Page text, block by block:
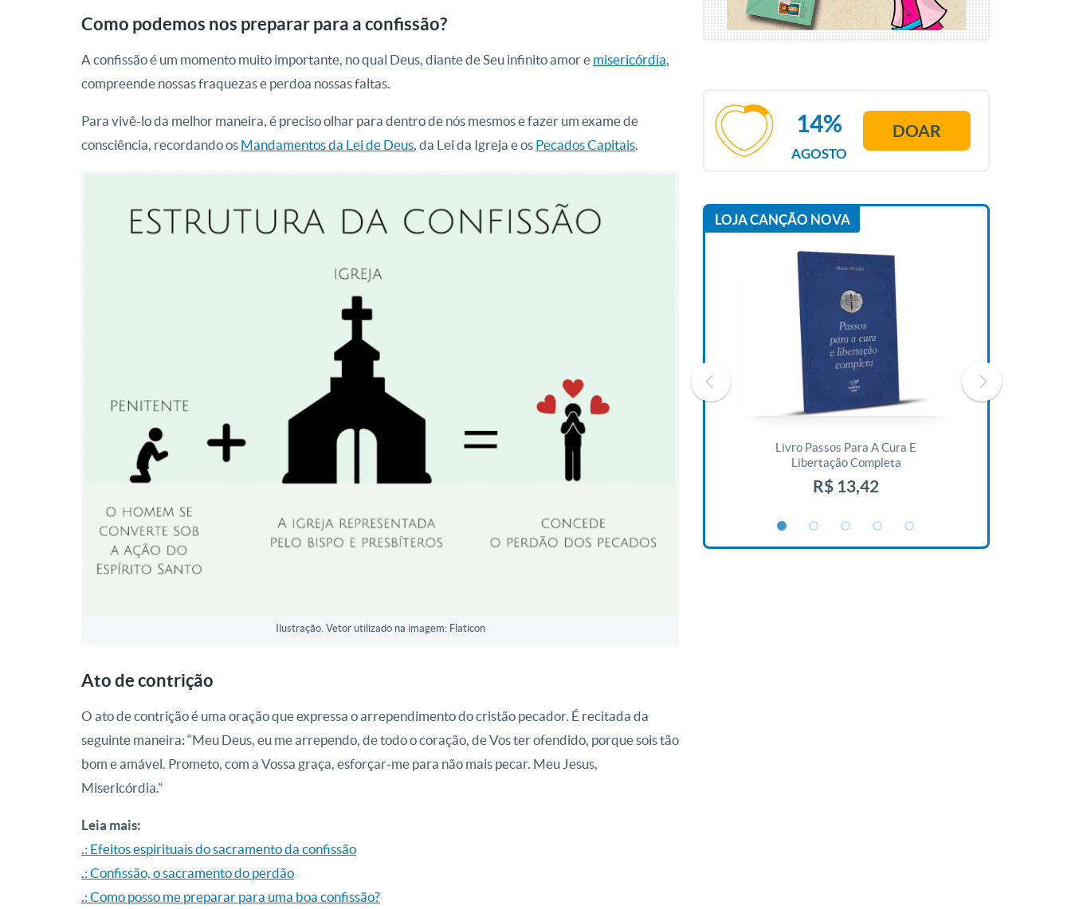
Como podemos nos preparar para a confissão?
A confissão é um momento muito importante, no qual Deus, diante de Seu infinito amor e misericórdia,
compreende nossas fraquezas e perdoa nossas faltas.
Para vivê-lo da melhor maneira, é preciso olhar para dentro de nós mesmos e fazer um exame de
consciência, recordando os Mandamentos da Lei de Deus, da Lei da Igreja e os Pecados Capitais.
Ilustração. Vetor utilizado na imagem: Flaticon
Ato de contrição
O ato de contrição é uma oração que expressa o arrependimento do cristão pecador. É recitada da
seguinte maneira: “Meu Deus, eu me arrependo, de todo o coração, de Vos ter ofendido, porque sois tão
bom e amável. Prometo, com a Vossa graça, esforçar-me para não mais pecar. Meu Jesus,
Misericórdia.”
Leia mais:
.: Efeitos espirituais do sacramento da confissão
.: Confissão, o sacramento do perdão
.: Como posso me preparar para uma boa confissão?
AGOSTO
14% DOAR
LOJA CANÇÃO NOVA
Livro O Padre: A História De
Livro Passos Para A Cura E
Libertação Completa
R$ 13,42